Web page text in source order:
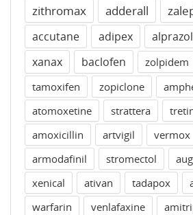
zithromax
adderall
accutane
adipex
xanax
baclofen zolpidem
tamoxifen
zopiclone
atomoxetine
strattera
amoxicillin
artvigil vermox
armodafinil
stromectol
xenical
ativan tadapox
warfarin
venlafaxine